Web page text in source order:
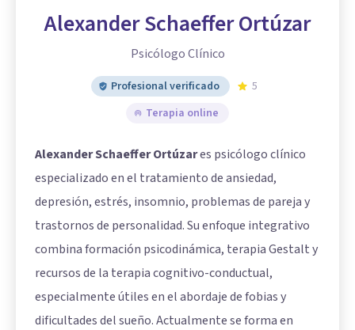
Alexander Schaeffer Ortúzar
Psicólogo Clínico
Profesional verificado
5
Terapia online
Alexander Schaeffer Ortúzares psicólogo clínico
especializado en el tratamiento de ansiedad,
depresión, estrés, insomnio, problemas de pareja y
trastornos de personalidad. Su enfoque integrativo
combina formación psicodinámica, terapia Gestalt y
recursos de la terapia cognitivo-conductual,
especialmente útiles en el abordaje de fobias y
dificultades del sueño. Actualmente se forma en